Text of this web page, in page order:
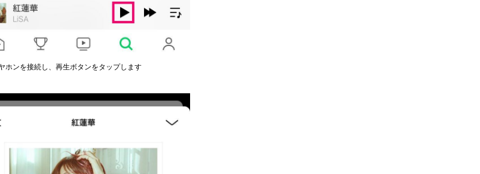
ホンを接続し、再生ボタンをタップします